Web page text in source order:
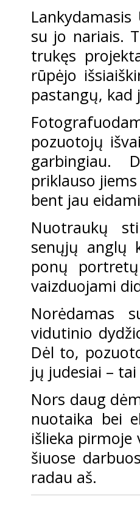
su jo nariais.
trukęs
rūpėjo
pastangų,
pozuotojų
garbingiau.
priklauso
bent jau
Nuotraukų
senųjų anglų
ponų
vaizduojami
Norėdamas
vidutinio
Dėl to,
jų judesiai –
Nors daug
nuotaika bei
išlieka pirmoje
šiuose
radau aš.